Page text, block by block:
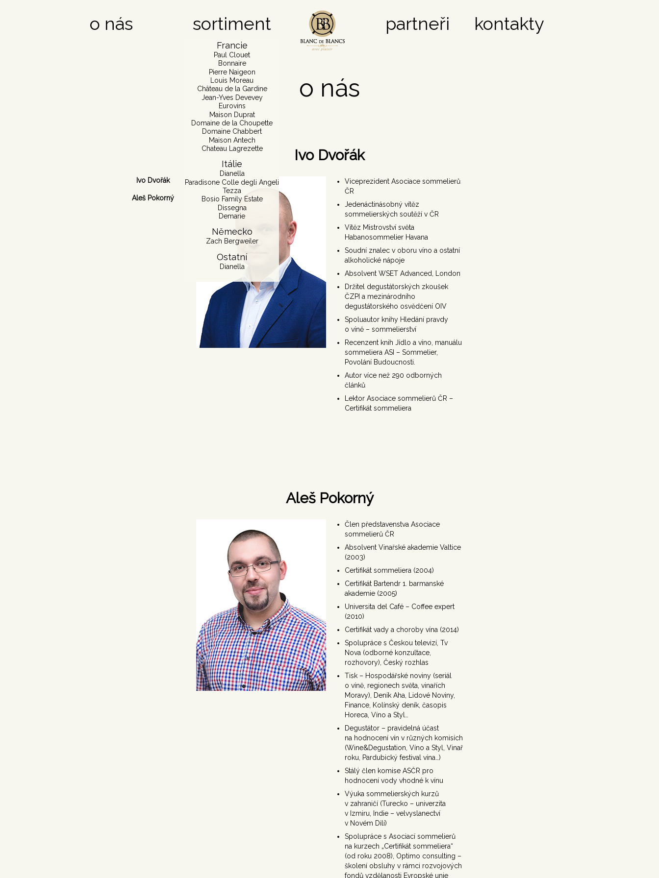
o nás sortiment
Francie
Paul Clouet
Bonnaire
Pierre Naigeon
Louis Moreau
Château de la Gardine
Jean-Yves Devevey
Eurovins
Maison Duprat
Domaine de la Choupette
Domaine Chabbert
Maison Antech
Chateau Lagrezette
Itálie
Dianella
Paradisone Colle degli Angeli
Tezza
Bosio Family Estate
Dissegna
Demarie
Německo
Zach Bergweiler
Ostatní
Dianella
partneři kontakty
o nás
Ivo Dvořák
Aleš Pokorný
Ivo Dvořák
Viceprezident Asociace sommelierů
ČR
Jedenáctinásobný vítěz
sommelierských soutěží v ČR
Vítěz Mistrovství světa
Habanosommelier Havana
Soudní znalec v oboru víno a ostatní
alkoholické nápoje
Absolvent WSET Advanced, London
Držitel degustátorských zkoušek
ČZPI a mezinárodního
degustátorského osvědčení OIV
Spoluautor knihy Hledání pravdy
o víně – sommelierství
Recenzent knih Jídlo a víno, manuálu
sommeliera ASI – Sommelier,
Povolání Budoucnosti.
Autor více než 290 odborných
článků
Lektor Asociace sommelierů ČR –
Certifikát sommeliera
Aleš Pokorný
Člen představenstva Asociace
sommelierů ČR
Absolvent Vinařské akademie Valtice
(2003)
Certifikát sommeliera (2004)
Certifikát Bartendr 1. barmanské
akademie (2005)
Universita del Café – Coffee expert
(2010)
Certifikát vady a choroby vína (2014)
Spolupráce s Českou televizí, Tv
Nova (odborné konzultace,
rozhovory), Český rozhlas
Tisk – Hospodářské noviny (seriál
o víně, regionech světa, vinařích
Moravy), Deník Aha, Lidové Noviny,
Finance, Kolínský deník, časopis
Horeca, Víno a Styl…
Degustátor – pravidelná účast
na hodnocení vín v různých komisích
(Wine&Degustation, Víno a Styl, Vinař
roku, Pardubický festival vína…)
Stálý člen komise ASČR pro
hodnocení vody vhodné k vínu
Výuka sommelierských kurzů
v zahraničí (Turecko – univerzita
v Izmiru, Indie – velvyslanectví
v Novém Dilí)
Spolupráce s Asociací sommelierů
na kurzech „Certifikát sommeliera“
(od roku 2008), Optimo consulting –
školení obsluhy v rámci rozvojových
fondů vzdělanosti Evropské unie